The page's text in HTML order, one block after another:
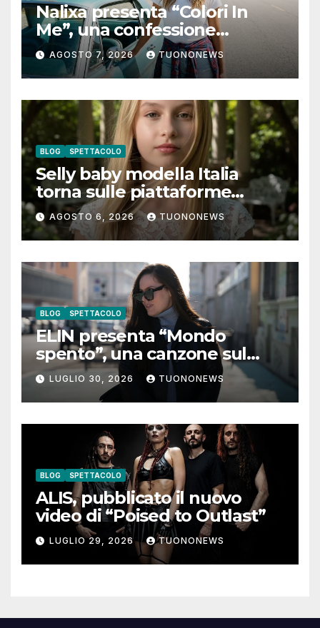
Nalixa presenta “Colori In
Me”, una confessione
notturna tra identità e libertà
AGOSTO 7, 2026 TUONONEWS
BLOG SPETTACOLO
Selly baby modella Italia
torna sulle piattaforme
digitali con “Luna lei mi
guarda”
AGOSTO 6, 2026 TUONONEWS
BLOG SPETTACOLO
ELIN presenta “Mondo
spento”, una canzone sul
coraggio di lasciare andare i
pensieri negativi
LUGLIO 30, 2026 TUONONEWS
BLOG SPETTACOLO
ALIS, pubblicato il nuovo
video di “Poised to Outlast”
LUGLIO 29, 2026 TUONONEWS